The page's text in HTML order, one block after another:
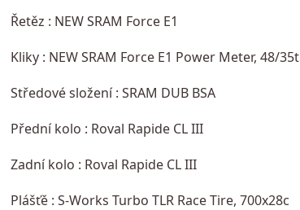
Řetěz : NEW SRAM Force E1
Kliky : NEW SRAM Force E1 Power Meter, 48/35t
Středové složení : SRAM DUB BSA
Přední kolo : Roval Rapide CL III
Zadní kolo : Roval Rapide CL III
Plášťě : S-Works Turbo TLR Race Tire, 700x28c